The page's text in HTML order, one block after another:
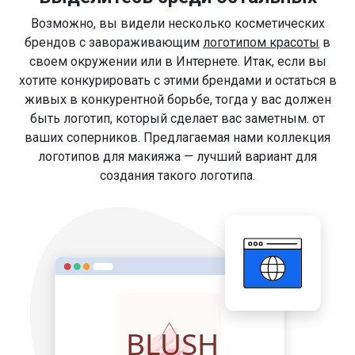
Возможно, вы видели несколько косметических
брендов с завораживающим логотипом красоты в
своем окружении или в Интернете. Итак, если вы
хотите конкурировать с этими брендами и остаться в
живых в конкурентной борьбе, тогда у вас должен
быть логотип, который сделает вас заметным. от
ваших соперников. Предлагаемая нами коллекция
логотипов для макияжа — лучший вариант для
создания такого логотипа.